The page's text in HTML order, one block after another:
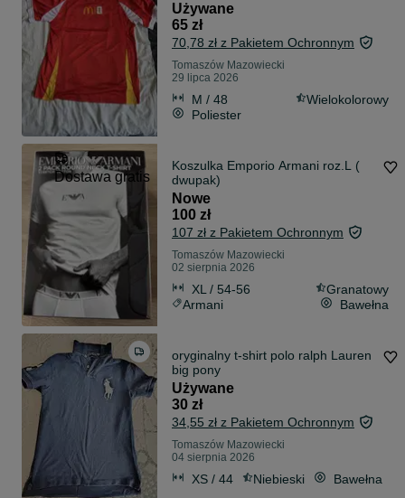
Używane
65 zł
70,78 zł z Pakietem Ochronnym
Tomaszów Mazowiecki
29 lipca 2026
M / 48
Wielokolorowy
Poliester
Dostawa gratis
Koszulka Emporio Armani roz.L (
dwupak)
Nowe
100 zł
107 zł z Pakietem Ochronnym
Tomaszów Mazowiecki
02 sierpnia 2026
XL / 54-56
Granatowy
Armani
Bawełna
oryginalny t-shirt polo ralph Lauren
big pony
Używane
30 zł
34,55 zł z Pakietem Ochronnym
Tomaszów Mazowiecki
04 sierpnia 2026
XS / 44 Niebieski Bawełna